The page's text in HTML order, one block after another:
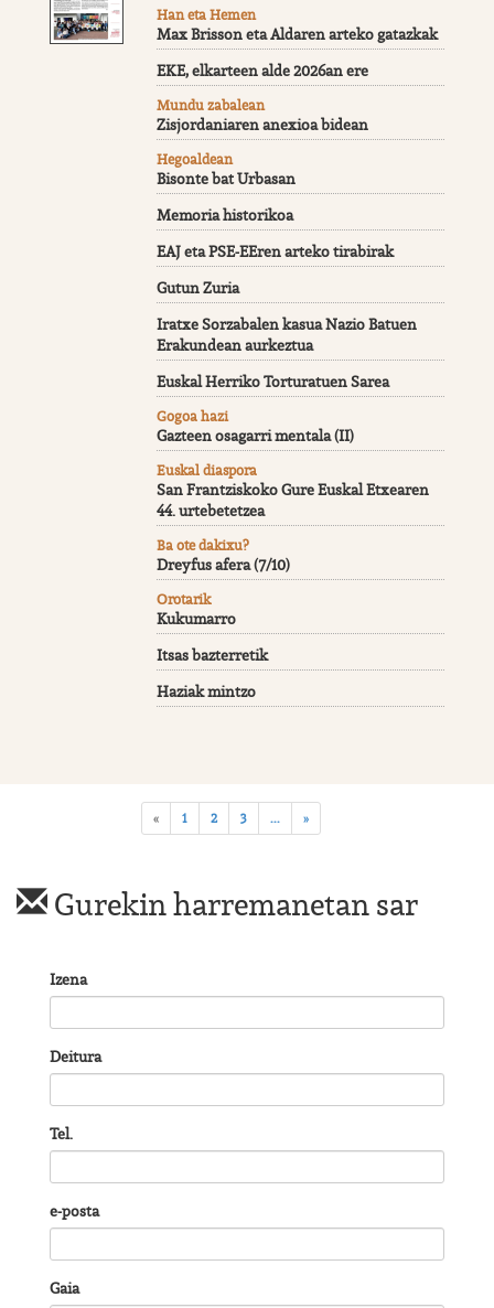
Han eta Hemen
Max Brisson eta Aldaren arteko gatazkak
EKE, elkarteen alde 2026an ere
Mundu zabalean
Zisjordaniaren anexioa bidean
Hegoaldean
Bisonte bat Urbasan
Memoria historikoa
EAJ eta PSE-EEren arteko tirabirak
Gutun Zuria
Iratxe Sorzabalen kasua Nazio Batuen
Erakundean aurkeztua
Euskal Herriko Torturatuen Sarea
Gogoa hazi
Gazteen osagarri mentala (II)
Euskal diaspora
San Frantziskoko Gure Euskal Etxearen
44. urtebetetzea
Ba ote dakixu?
Dreyfus afera (7/10)
Orotarik
Kukumarro
Itsas bazterretik
Haziak mintzo
« 1 2 3 ... »
Gurekin harremanetan sar
Izena
Deitura
Tel.
e-posta
Gaia